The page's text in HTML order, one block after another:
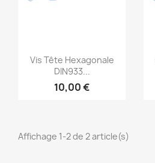
Aperçu rapide
Vis Tête Hexagonale
DIN933...
10,00 €
Affichage 1-2 de 2 article(s)